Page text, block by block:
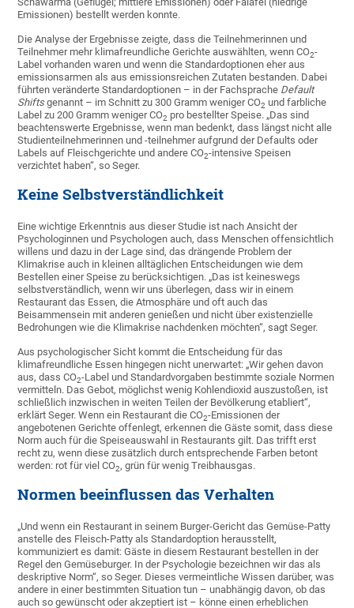
Emissionen) bestellt werden konnte.
Die Analyse der Ergebnisse zeigte, dass die Teilnehmerinnen und
Teilnehmer mehr klimafreundliche Gerichte auswählten, wenn CO2-
Label vorhanden waren und wenn die Standardoptionen eher aus
emissionsarmen als aus emissionsreichen Zutaten bestanden. Dabei
führten veränderte Standardoptionen – in der Fachsprache Default
Shiftsgenannt – im Schnitt zu 300 Gramm weniger CO2 und farbliche
Label zu 200 Gramm weniger CO2 pro bestellter Speise. „Das sind
beachtenswerte Ergebnisse, wenn man bedenkt, dass längst nicht alle
Studienteilnehmerinnen und -teilnehmer aufgrund der Defaults oder
Labels auf Fleischgerichte und andere CO2-intensive Speisen
verzichtet haben“, so Seger.
Keine Selbstverständlichkeit
Eine wichtige Erkenntnis aus dieser Studie ist nach Ansicht der
Psychologinnen und Psychologen auch, dass Menschen offensichtlich
willens und dazu in der Lage sind, das drängende Problem der
Klimakrise auch in kleinen alltäglichen Entscheidungen wie dem
Bestellen einer Speise zu berücksichtigen. „Das ist keineswegs
selbstverständlich, wenn wir uns überlegen, dass wir in einem
Restaurant das Essen, die Atmosphäre und oft auch das
Beisammensein mit anderen genießen und nicht über existenzielle
Bedrohungen wie die Klimakrise nachdenken möchten“, sagt Seger.
Aus psychologischer Sicht kommt die Entscheidung für das
klimafreundliche Essen hingegen nicht unerwartet: „Wir gehen davon
aus, dass CO2-Label und Standardvorgaben bestimmte soziale Normen
vermitteln. Das Gebot, möglichst wenig Kohlendioxid auszustoßen, ist
schließlich inzwischen in weiten Teilen der Bevölkerung etabliert“,
erklärt Seger. Wenn ein Restaurant die CO2-Emissionen der
angebotenen Gerichte offenlegt, erkennen die Gäste somit, dass diese
Norm auch für die Speiseauswahl in Restaurants gilt. Das trifft erst
recht zu, wenn diese zusätzlich durch entsprechende Farben betont
werden: rot für viel CO2, grün für wenig Treibhausgas.
Normen beeinflussen das Verhalten
„Und wenn ein Restaurant in seinem Burger-Gericht das Gemüse-Patty
anstelle des Fleisch-Patty als Standardoption herausstellt,
kommuniziert es damit: Gäste in diesem Restaurant bestellen in der
Regel den Gemüseburger. In der Psychologie bezeichnen wir das als
deskriptive Norm“, so Seger. Dieses vermeintliche Wissen darüber, was
andere in einer bestimmten Situation tun – unabhängig davon, ob das
auch so gewünscht oder akzeptiert ist – könne einen erheblichen